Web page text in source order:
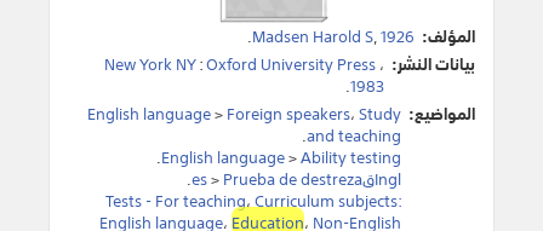
المؤلف: Madsen Harold S,1926
.
بيانات النشر:
New York NY:Oxford University Press،
1983
.
المواضيع:
English language>Foreign speakers،Study
and teaching
.
English language>Ability testing
.
Inglقes >Prueba de destreza
.
Tests - For teaching،Curriculum subjects:
English language،Education، Non-English